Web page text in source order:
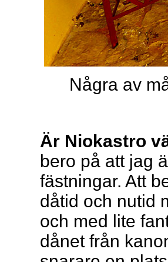
Några av
Är Niokastro
bero på att jag
fästningar. Att
dåtid och nutid
och med lite
dånet från